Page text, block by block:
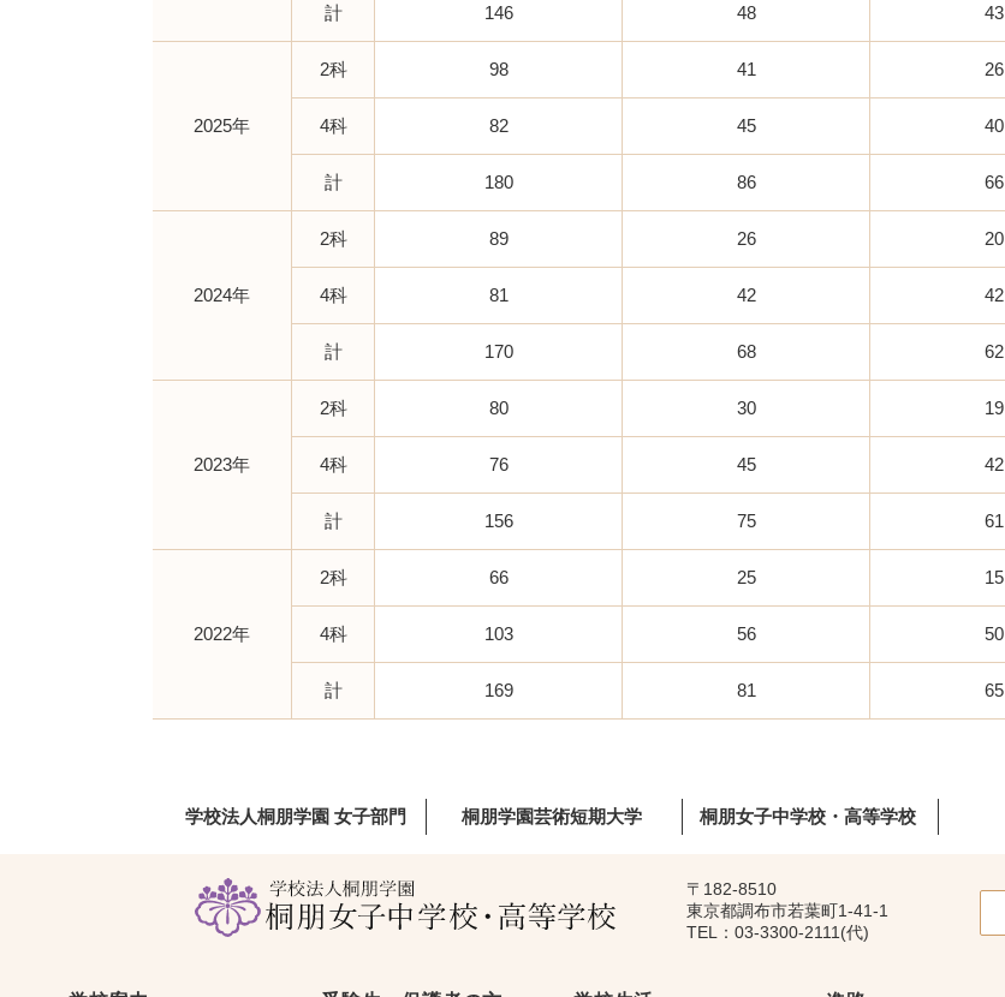
計 146 48 43
2025年
2科 98 41 26
4科 82 45 40
計 180 86 66
2024年
2科 89 26 20
4科 81 42 42
計 170 68 62
2023年
2科 80 30 19
4科 76 45 42
計 156 75 61
2022年
2科 66 25 15
4科 103 56 50
計 169 81 65
学校法人桐朋学園 女子部門 桐朋学園芸術短期大学 桐朋女子中学校・高等学校
〒182-8510
東京都調布市若葉町1-41-1
TEL：03-3300-2111(代)